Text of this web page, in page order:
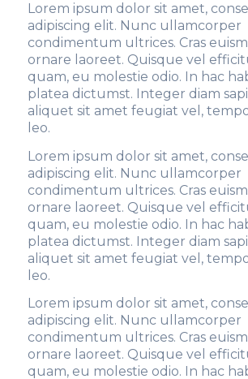
Lorem ipsum dolor sit amet,
adipiscing elit. Nunc ullamcorper
condimentum ultrices. Cras
ornare laoreet. Quisque vel
quam, eu molestie odio. In hac
platea dictumst. Integer diam
aliquet sit amet feugiat vel,
leo.
Lorem ipsum dolor sit amet,
adipiscing elit. Nunc ullamcorper
condimentum ultrices. Cras
ornare laoreet. Quisque vel
quam, eu molestie odio. In hac
platea dictumst. Integer diam
aliquet sit amet feugiat vel,
leo.
Lorem ipsum dolor sit amet,
adipiscing elit. Nunc ullamcorper
condimentum ultrices. Cras
ornare laoreet. Quisque vel
quam, eu molestie odio. In hac